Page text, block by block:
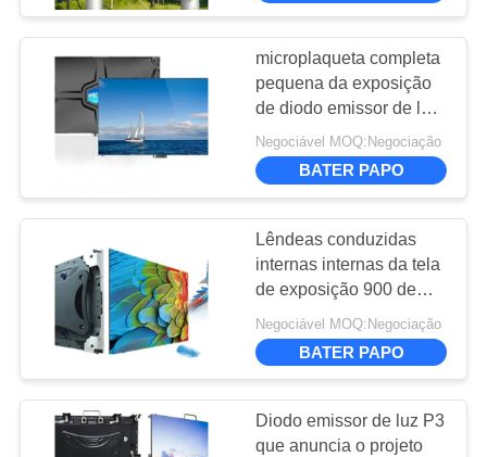
a fase conduziu a
tela
26
Exibição de LED
transparente
microplaqueta completa
pequena da exposição
de diodo emissor de luz
HD da cor completa do
passo de 1.25mm
Epistar para o clube
Negociável MOQ:Negociação
BATER PAPO
Lêndeas conduzidas
internas internas da tela
de exposição 900 de
SMD P1.667 para
shopping
Negociável MOQ:Negociação
BATER PAPO
Diodo emissor de luz P3
que anuncia o projeto